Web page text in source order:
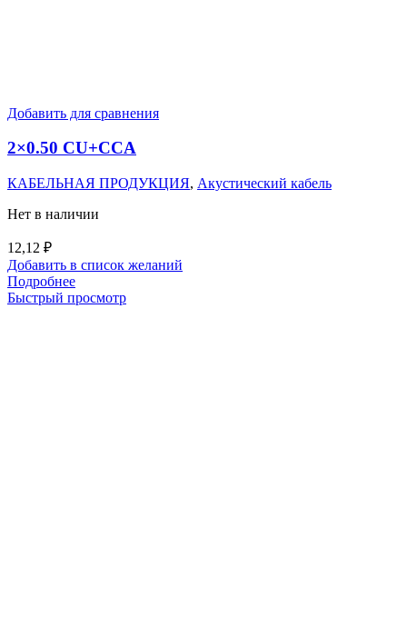
Добавить для сравнения
2×0.50 CU+CCA
КАБЕЛЬНАЯ ПРОДУКЦИЯ, Акустический кабель
Нет в наличии
12,12 ₽
Добавить в список желаний
Подробнее
Быстрый просмотр